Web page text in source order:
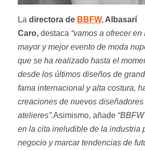
La directora de BBFW, Albasarí
Caro, destaca “vamos a ofrecer
mayor y mejor evento de moda
que se ha realizado hasta el
desde los últimos diseños de
fama internacional y alta costura,
creaciones de nuevos
atelieres”.Asimismo, añade
en la cita ineludible de la industria
negocio y marcar tendencias de